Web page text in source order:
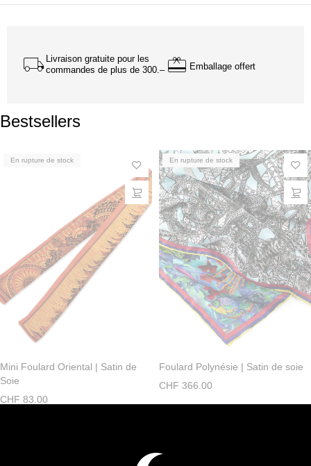
Livraison gratuite pour les
commandes de plus de 300.–
Emballage offert
Bestsellers
En rupture de stock
Mini Foulard Oriental | Satin de
Soie
CHF 83.00
En rupture de stock
Foulard Polynésie | Satin de soie
CHF 366.00